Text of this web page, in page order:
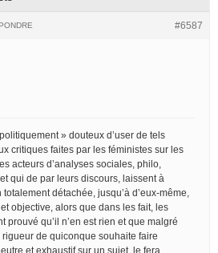
#6587
» douteux d’user de tels
critiques faites par les féministes sur les
acteurs d’analyses sociales, philo,
qui de par leurs discours, laissent à
détachée, jusqu’à d’eux-même,
objective, alors que dans les fait, les
prouvé qu’il n’en est rien et que malgré
de quiconque souhaite faire
et exhaustif sur un sujet, le fera